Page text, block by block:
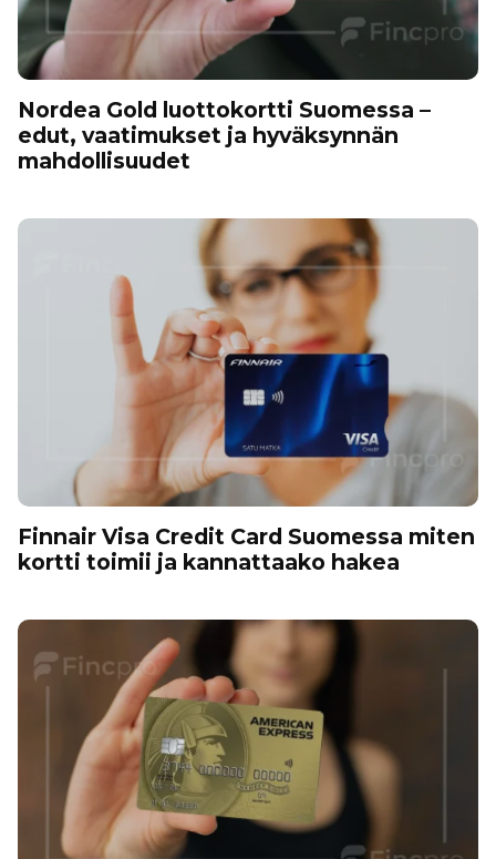
Nordea Gold luottokortti Suomessa –
edut, vaatimukset ja hyväksynnän
mahdollisuudet
Finnair Visa Credit Card Suomessa miten
kortti toimii ja kannattaako hakea